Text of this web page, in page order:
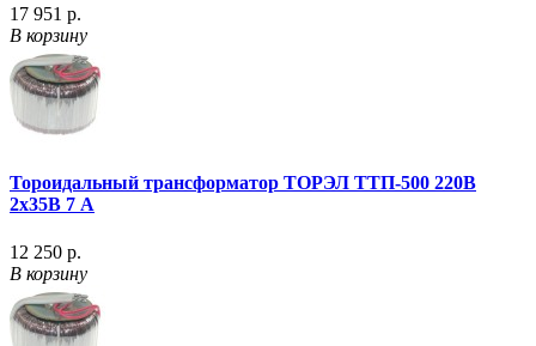
17 951 р.
В корзину
Тороидальный трансформатор ТОРЭЛ ТТП-500 220В
2х35В 7 А
12 250 р.
В корзину